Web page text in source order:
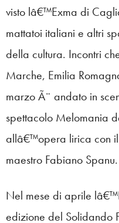
visto lâ€™Exma di
mattatoi italiani e altri
della cultura. Incontri
Marche, Emilia
marzo Ã¨ andato in
spettacolo Melomania
allâ€™opera lirica con il
maestro Fabiano Spanu.
Nel mese di aprile
edizione del Solidando